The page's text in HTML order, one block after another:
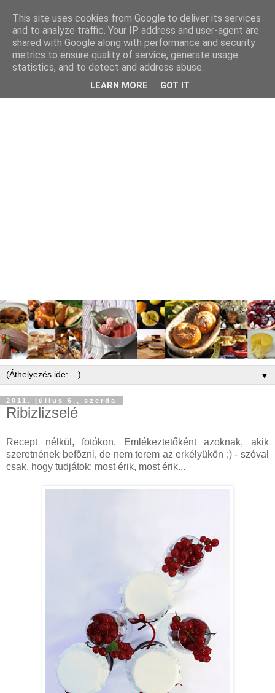
▼
2011. július 6., szerda
Ribizlizselé
Recept nélkül, fotókon. Emlékeztetőként azoknak, akik
szeretnének befőzni, de nem terem az erkélyükön ;) - szóval
csak, hogy tudjátok: most érik, most érik...
This site uses cookies from Google to deliver its services
and to analyze traffic. Your IP address and user-agent are
shared with Google along with performance and security
metrics to ensure quality of service, generate usage
statistics, and to detect and address abuse.
LEARN MORE GOT IT